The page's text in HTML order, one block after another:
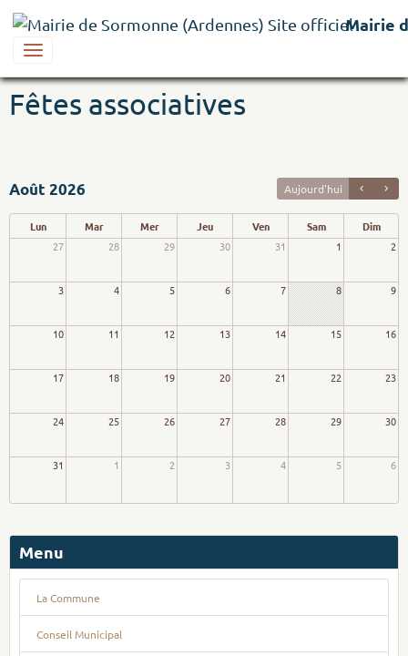
Mairie
Fêtes associatives
Août 2026 Aujourd'hui
Lun Mar Mer Jeu Ven Sam
Dim
27
28 29 30 31 1 2
3 4 5 6 7 8 9
10 11 12 13 14 15 16
17 18 19 20 21 22 23
24 25 26 27 28 29 30
31 1 2 3 4 5 6
Menu
La Commune
Conseil Municipal